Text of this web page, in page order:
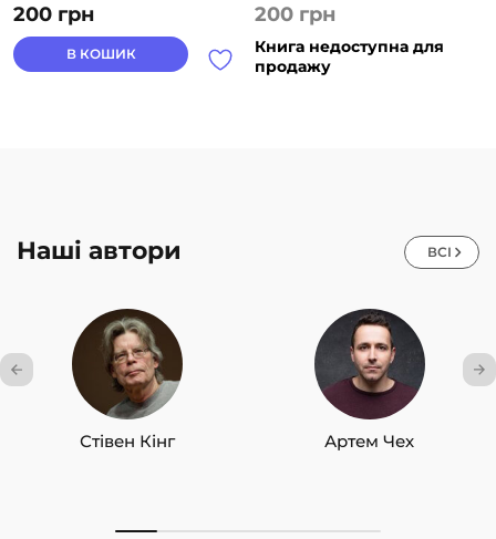
200 грн
В КОШИК
200 грн
Книга недоступна для
продажу
Наші автори ВСІ
Стівен Кінг Артем Чех